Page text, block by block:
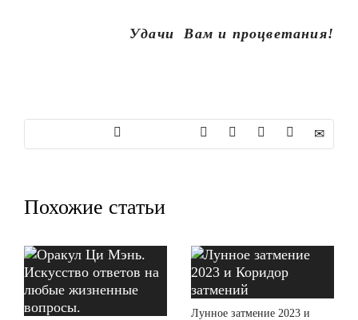
Удачи Вам и процветания!
Похожие статьи
Лунное затмение 2023 и